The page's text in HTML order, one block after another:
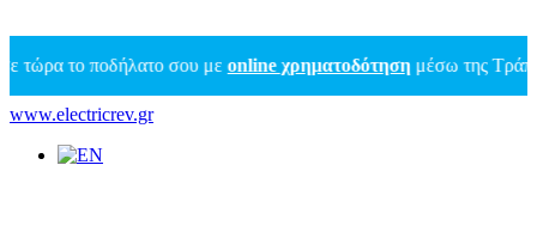
το ποδήλατο σου μεonline χρηματοδότησημέσω της Τράπεζας
www.electricrev.gr